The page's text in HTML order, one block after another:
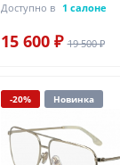
Доступно в 1 салоне
15 600 ₽ 19 500 ₽
-20% Новинка